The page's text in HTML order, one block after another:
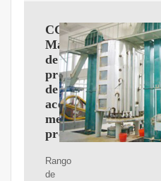
CGOLDENWALL
Máquina
de
prensa
de
aceite
mejorada,
prensa
Rango
de